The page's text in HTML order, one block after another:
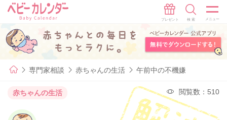
専門家相談 赤ちゃんの生活 午前中の不機嫌
赤ちゃんの生活 閲覧数：510